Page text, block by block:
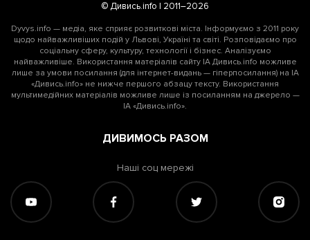
© Дивись.info | 2011–2026
Dyvys.info — медіа, яке сприяє розвиткові міста. Інформуємо з 2011 року
щодо найважливіших подій у Львові, Україні та світі. Розповідаємо про
соціальну сферу, культуру, технології і бізнес. Аналізуємо
найважливіше. Використання матеріалів сайту ІА Дивись.info можливе
лише за умови посилання (для інтернет-видань — гіперпосилання) на ІА
«Дивись.info» не нижче першого абзацу тексту. Використання
мультимедійних матеріалів можливе лише із посиланням на джерело —
ІА «Дивись.info».
ДИВИМОСЬ РАЗОМ
Наші соц мережі